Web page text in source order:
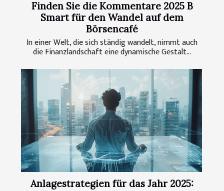
Finden Sie die Kommentare 2025 B
Smart für den Wandel auf dem
Börsencafé
In einer Welt, die sich ständig wandelt, nimmt auch
die Finanzlandschaft eine dynamische Gestalt...
Anlagestrategien für das Jahr 2025: